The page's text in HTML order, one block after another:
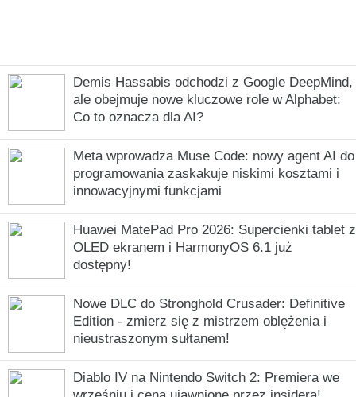
Demis Hassabis odchodzi z Google DeepMind,
ale obejmuje nowe kluczowe role w Alphabet:
Co to oznacza dla AI?
Meta wprowadza Muse Code: nowy agent AI do
programowania zaskakuje niskimi kosztami i
innowacyjnymi funkcjami
Huawei MatePad Pro 2026: Supercienki tablet z
OLED ekranem i HarmonyOS 6.1 już
dostępny!
Nowe DLC do Stronghold Crusader: Definitive
Edition - zmierz się z mistrzem oblężenia i
nieustraszonym sułtanem!
Diablo IV na Nintendo Switch 2: Premiera we